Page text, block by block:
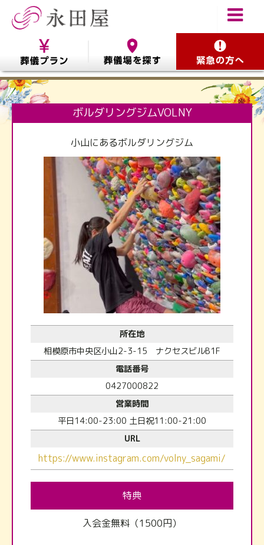
ボルダリングジムVOLNY
小山にあるボルダリングジム
所在地
相模原市中央区小山2-3-15 ナクセスビルB1F
電話番号
0427000822
営業時間
平日14:00-23:00 土日祝11:00-21:00
URL
https://www.instagram.com/volny_sagami/
特典
入会金無料（1500円）